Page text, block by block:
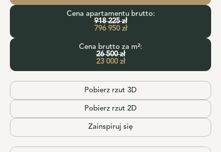
Cena apartamentu brutto:
918 225 zł
796 950 zł
Cena brutto za m²:
26 500 zł
23 000 zł
Pobierz rzut 3D
Pobierz rzut 2D
Zainspiruj się